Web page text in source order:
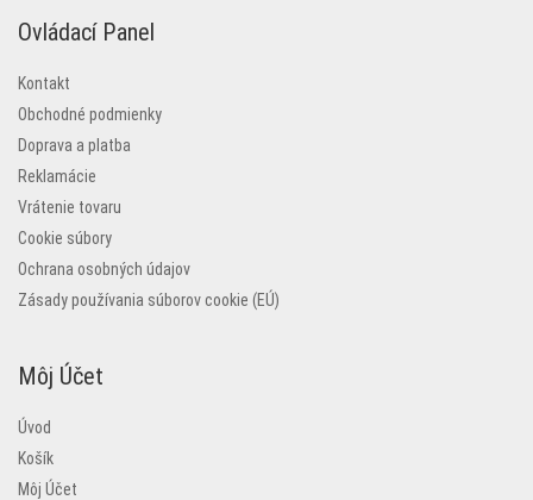
Ovládací Panel
Kontakt
Obchodné podmienky
Doprava a platba
Reklamácie
Vrátenie tovaru
Cookie súbory
Ochrana osobných údajov
Zásady používania súborov cookie (EÚ)
Môj Účet
Úvod
Košík
Môj Účet